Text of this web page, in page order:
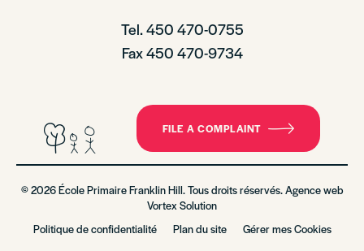
Tel. 450 470-0755
Fax 450 470-9734
FILE A COMPLAINT
© 2026 École Primaire Franklin Hill. Tous droits réservés. Agence web
Vortex Solution
Politique de confidentialité
Plan du site Gérer mes Cookies